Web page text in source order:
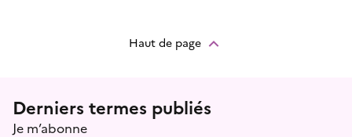
Haut de page
Menu prefooter
Derniers termes publiés
Je m’abonne